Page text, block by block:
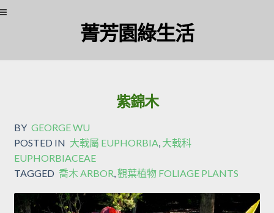
菁芳園綠生活
紫錦木
BY GEORGE WU
POSTED IN 大戟屬 EUPHORBIA, 大戟科
EUPHORBIACEAE
TAGGED 喬木 ARBOR,觀葉植物 FOLIAGE PLANTS